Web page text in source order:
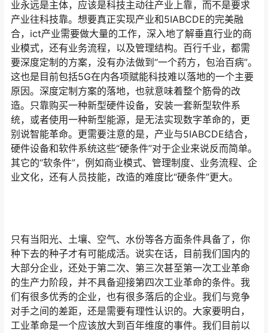
业永远是主体，应该是科技主动往产业上靠，而不是要求
产业往科技靠。想要真正实现产业和5IABCDE的完美融
合，ict产业需要做大量的工作，深入地了解垂直行业的商
业模式，还有业务流程，以及管理结构。百行千业，都需
要深度定制的方案，没有办法做到“一个药方，包治百病”。
这也是目前包括5G在内各项赋能科技难以落地的一个主要
原因。深度定制方案的落地，也就意味着整个筋骨的改
造。只靠购买一种新型硬件设备，安装一套新型软件系
统，或者使用一种新型能源，是无法实现数字革命的，更
别说智能革命。更需要注意的是，产业与5IABCDE结合，
硬件设备和软件系统这些“硬条件”对于企业来说反而简单。
其它的“软条件”，例如商业模式、管理制度、业务流程、企
业文化，还有人员技能，改造的难度比“硬条件”更大。
只有当阳光、土壤、空气、水份等各方面条件具备了，你
种下去的种子才有可能成活。说实在话，目前我们国内的
大部分企业，还处于第二次、第三次甚至第一次工业革命
的生产力阶段，并不具备迎接第四次工业革命的条件。我
们有很多优秀的企业，也有很多落后的企业。我们与竞争
对手之间的差距，还是需要有理性认识的。大家要明白，
工业革命是一个应该放大到百年维度的事件。我们目前以